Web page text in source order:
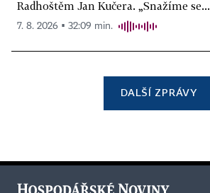
Radhoštěm Jan Kučera. „Snažíme se...
7. 8. 2026 ▪ 32:09 min.
DALŠÍ ZPRÁVY